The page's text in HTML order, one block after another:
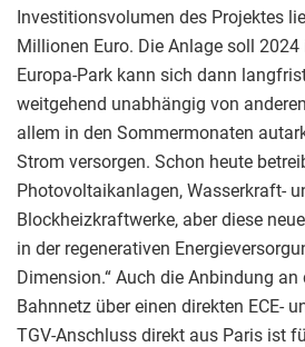
Investitionsvolumen des Projektes
Millionen Euro. Die Anlage soll 2024
Europa-Park kann sich dann
weitgehend unabhängig von
allem in den Sommermonaten
Strom versorgen. Schon heute
Photovoltaikanlagen, Wasserkraft-
Blockheizkraftwerke, aber diese
in der regenerativen
Dimension.“ Auch die Anbindung
Bahnnetz über einen direkten ECE-
TGV-Anschluss direkt aus Paris ist